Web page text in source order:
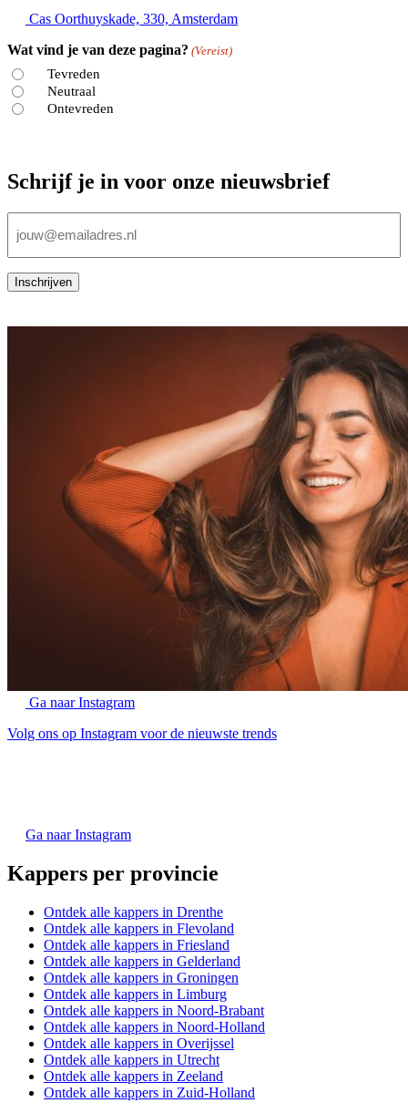
Cas Oorthuyskade, 330, Amsterdam
Wat vind je van deze pagina? (Vereist)
Tevreden
Neutraal
Ontevreden
Schrijf je in voor onze nieuwsbrief
mailadres
Inschrijven
Ga naar Instagram
Volg ons op Instagram voor de nieuwste trends
Ga naar Instagram
Kappers per provincie
Ontdek alle kappers in Drenthe
Ontdek alle kappers in Flevoland
Ontdek alle kappers in Friesland
Ontdek alle kappers in Gelderland
Ontdek alle kappers in Groningen
Ontdek alle kappers in Limburg
Ontdek alle kappers in Noord-Brabant
Ontdek alle kappers in Noord-Holland
Ontdek alle kappers in Overijssel
Ontdek alle kappers in Utrecht
Ontdek alle kappers in Zeeland
Ontdek alle kappers in Zuid-Holland